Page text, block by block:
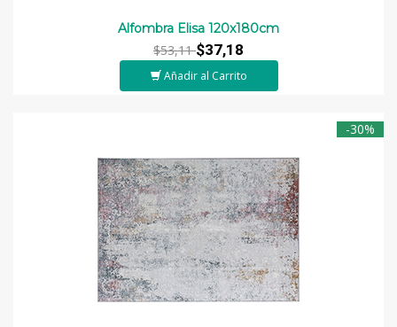
Alfombra Elisa 120x180cm
$53,11$37,18
Añadir al Carrito
-30%